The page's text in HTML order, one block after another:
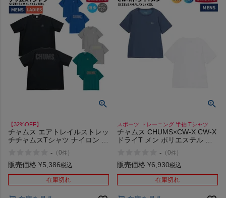
【32%OFF】
チャムス エアトレイルストレッ
チチャムスTシャツ ナイロン カ
レッチ CHUMS Airtrail Stretch
T-Shirt アウトレット セール
- （0件 ）
販売価格 ¥5,386税込
在庫切れ
スポーツ トレーニング 半袖 Tシャツ
チャムス CHUMS×CW-X CW-X
ドライT メン ポリエステル ス
ャツ 遮熱 Dry T Men x UV
- （0件 ）
販売価格 ¥6,930税込
在庫切れ